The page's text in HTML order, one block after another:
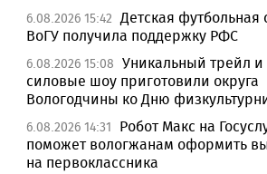
6.08.2026 15:42 Детская футбольная
ВоГУ получила поддержку РФС
6.08.2026 15:08 Уникальный трейл и
силовые шоу приготовили округа
Вологодчины ко Дню
6.08.2026 14:31
Робот Макс на
поможет вологжанам оформить
на первоклассника